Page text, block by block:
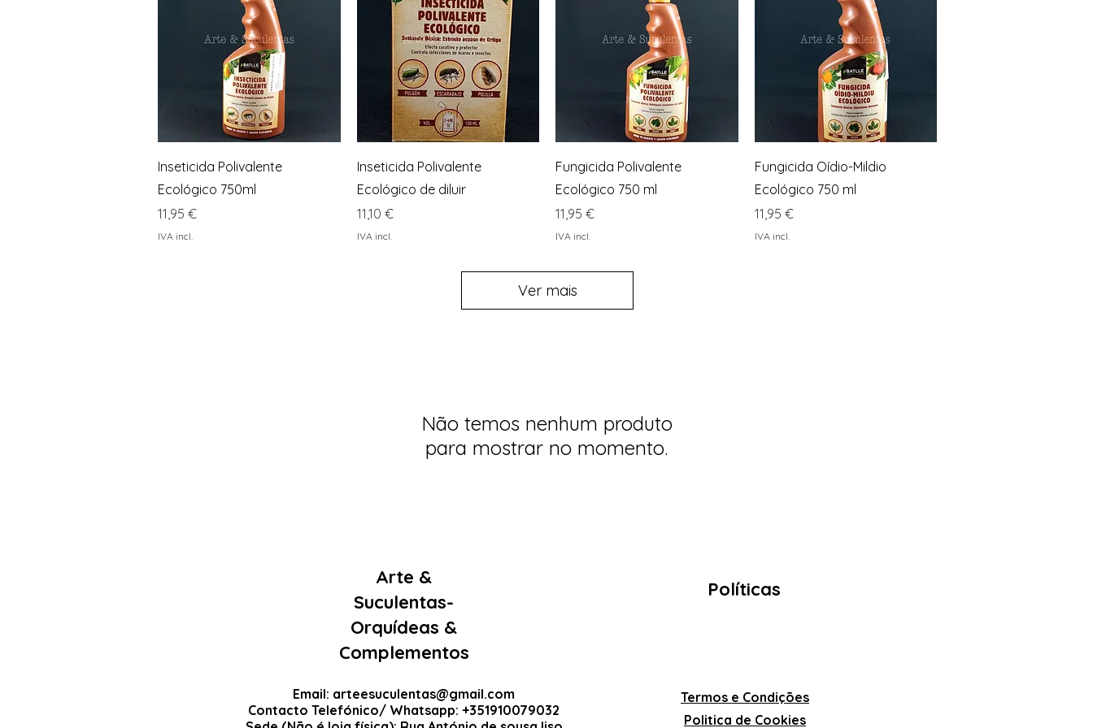
Visualização rápida
Inseticida Polivalente
Ecológico 750ml
Preço
11,95 €
IVA incl.
Visualização rápida
Inseticida Polivalente
Ecológico de diluir
Preço
11,10 €
IVA incl.
Visualização rápida
Fungicida Polivalente
Ecológico 750 ml
Preço
11,95 €
IVA incl.
Visualização rápida
Fungicida Oídio-Mildio
Ecológico 750 ml
Preço
11,95 €
IVA incl.
Ver mais
Não temos nenhum produto
para mostrar no momento.
Arte &
Suculentas-
Orquídeas &
Complementos
Email: arteesuculentas@gmail.com
Contacto Telefónico/ Whatsapp: +351910079032
Políticas
Termos e Condições
Politica de Cookies